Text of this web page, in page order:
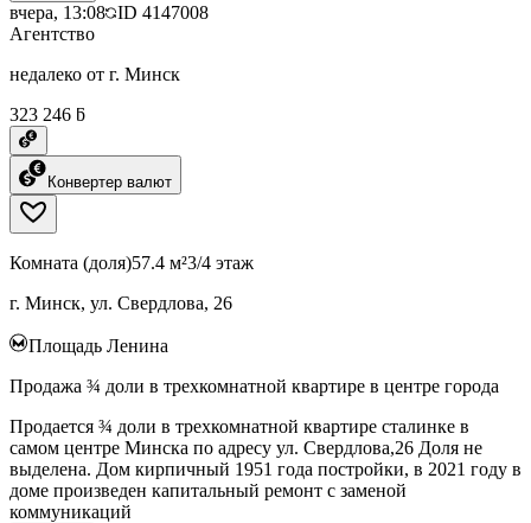
вчера, 13:08 ID 4147008
Агентство
недалеко от г. Минск
323 246 ƃ
Конвертер валют
Комната (доля)57.4 м²3/4 этаж
г. Минск, ул. Свердлова, 26
Площадь Ленина
Продажа ¾ доли в трехкомнатной квартире в центре города
Продается ¾ доли в трехкомнатной квартире сталинке в
самом центре Минска по адресу ул. Свердлова,26 Доля не
выделена. Дом кирпичный 1951 года постройки, в 2021 году в
доме произведен капитальный ремонт с заменой
коммуникаций